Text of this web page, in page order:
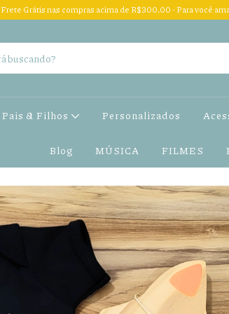
Frete Grátis nas compras acima de R$300,00 - Para você
Pais & Filhos Personalizados
Blog MÚSICA FILMES